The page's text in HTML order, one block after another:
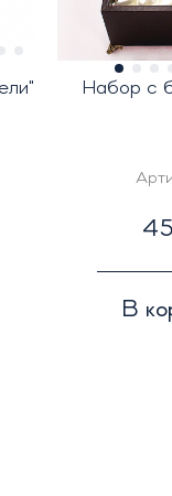
Набор с
В